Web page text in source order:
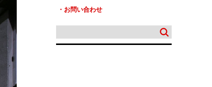
お問い合わせ